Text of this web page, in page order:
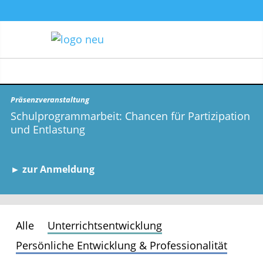
Präsenzveranstaltung
Schulprogrammarbeit: Chancen für Partizipation
und Entlastung
► zur Anmeldung
Alle
Unterrichtsentwicklung
Persönliche Entwicklung & Professionalität